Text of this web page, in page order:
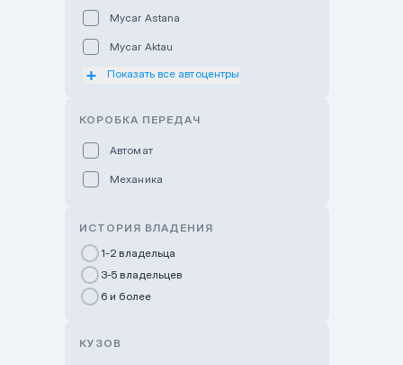
Mycar Astana
Mycar Aktau
Mycar Uralsk
GWM Nurly Zhol
Chery Astana
Показать все автоцентры
КОРОБКА ПЕРЕДАЧ
Автомат
Механика
ИСТОРИЯ ВЛАДЕНИЯ
1-2 владельца
3-5 владельцев
6 и более
КУЗОВ